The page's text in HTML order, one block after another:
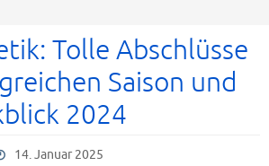
Tolle Abschlüsse
Saison und
2024
14. Januar 2025